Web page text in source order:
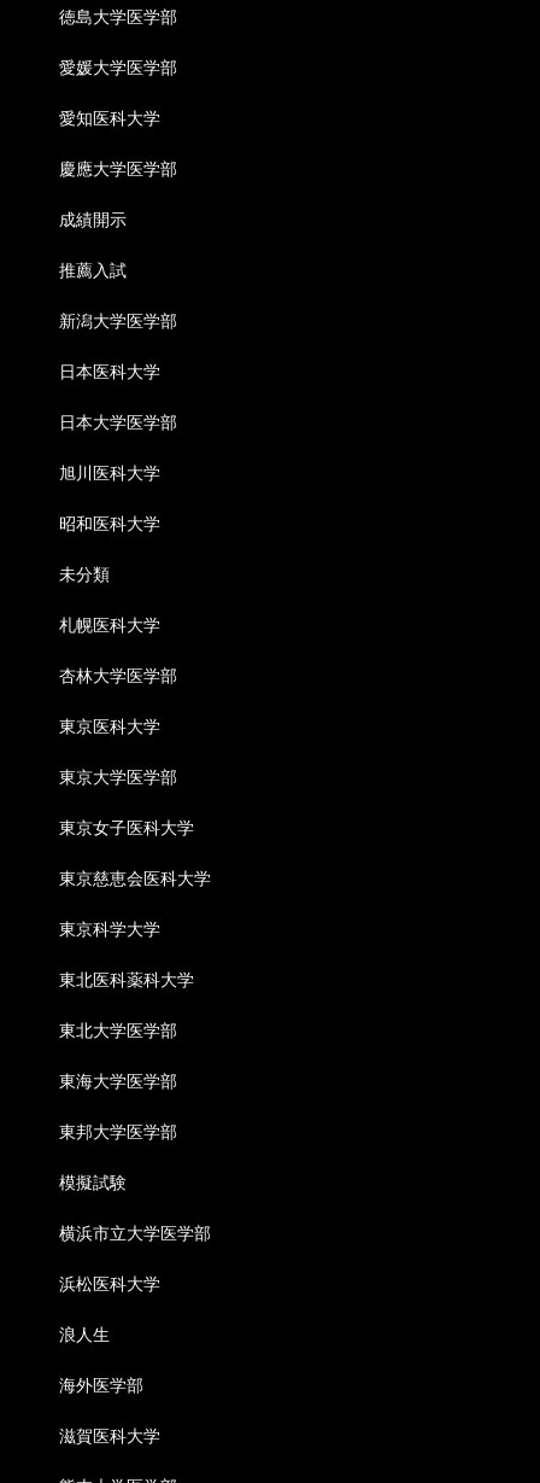
徳島大学医学部
愛媛大学医学部
愛知医科大学
慶應大学医学部
成績開示
推薦入試
新潟大学医学部
日本医科大学
日本大学医学部
旭川医科大学
昭和医科大学
未分類
札幌医科大学
杏林大学医学部
東京医科大学
東京大学医学部
東京女子医科大学
東京慈恵会医科大学
東京科学大学
東北医科薬科大学
東北大学医学部
東海大学医学部
東邦大学医学部
模擬試験
横浜市立大学医学部
浜松医科大学
浪人生
海外医学部
滋賀医科大学